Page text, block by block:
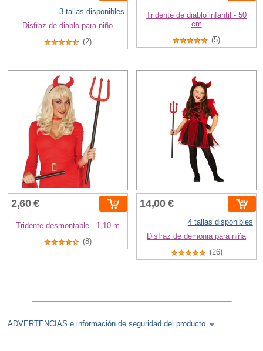
3 tallas disponibles
Disfraz de diablo para niño
(2)
Tridente de diablo infantil - 50
cm
(5)
2,60 €
Tridente desmontable - 1,10 m
(8)
14,00 €
4 tallas disponibles
Disfraz de demonia para niña
(26)
ADVERTENCIAS e información de seguridad del producto